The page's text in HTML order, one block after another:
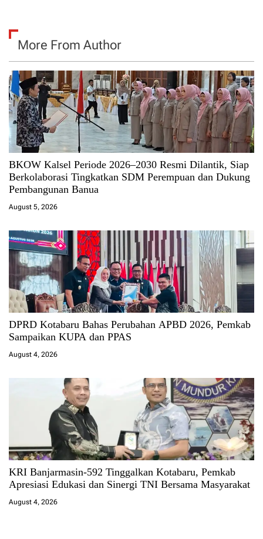
More From Author
BKOW Kalsel Periode 2026–2030 Resmi Dilantik, Siap
Berkolaborasi Tingkatkan SDM Perempuan dan Dukung
Pembangunan Banua
August 5, 2026
DPRD Kotabaru Bahas Perubahan APBD 2026, Pemkab
Sampaikan KUPA dan PPAS
August 4, 2026
KRI Banjarmasin-592 Tinggalkan Kotabaru, Pemkab
Apresiasi Edukasi dan Sinergi TNI Bersama Masyarakat
August 4, 2026